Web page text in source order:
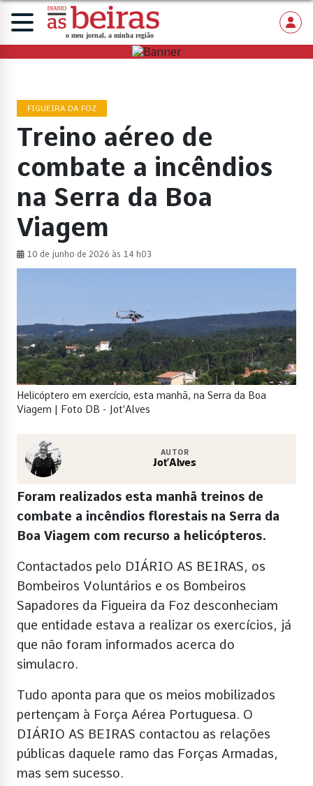
FIGUEIRA DA FOZ
Treino aéreo de
combate a incêndios
na Serra da Boa
Viagem
10 de junho de 2026 às 14 h03
Helicóptero em exercício, esta manhã, na Serra da Boa
Viagem | Foto DB - Jot'Alves
AUTOR
Jot’Alves
Foram realizados esta manhã treinos de
combate a incêndios florestais na Serra da
Boa Viagem com recurso a helicópteros.
Contactados pelo DIÁRIO AS BEIRAS, os
Bombeiros Voluntários e os Bombeiros
Sapadores da Figueira da Foz desconheciam
que entidade estava a realizar os exercícios, já
que não foram informados acerca do
simulacro.
Tudo aponta para que os meios mobilizados
pertençam à Força Aérea Portuguesa. O
DIÁRIO AS BEIRAS contactou as relações
públicas daquele ramo das Forças Armadas,
mas sem sucesso.